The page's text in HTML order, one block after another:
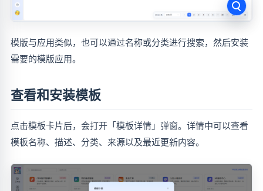
模版与应用类似，也可以通过名称或分类进行搜索，然后安装
需要的模版应用。
查看和安装模板
点击模板卡片后，会打开「模板详情」弹窗。详情中可以查看
模板名称、描述、分类、来源以及最近更新内容。